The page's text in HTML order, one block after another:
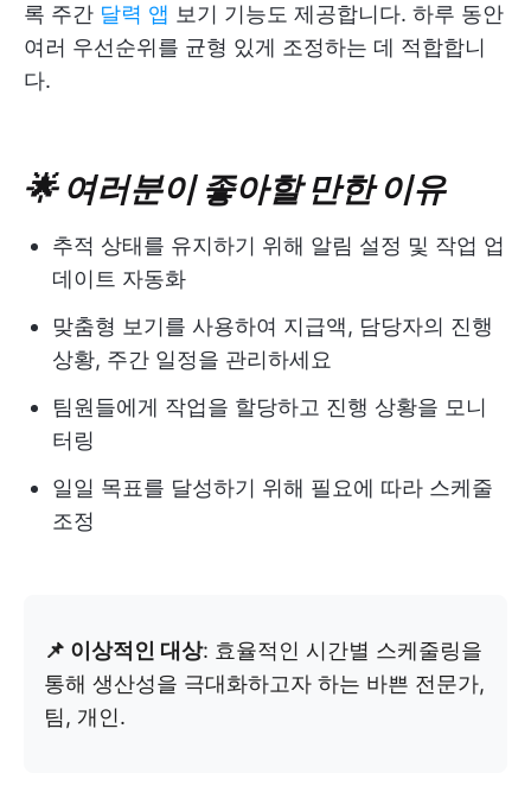
록 주간 달력 앱 보기 기능도 제공합니다. 하루 동안
여러 우선순위를 균형 있게 조정하는 데 적합합니
다.
🌟 여러분이 좋아할 만한 이유
추적 상태를 유지하기 위해 알림 설정 및 작업 업
데이트 자동화
맞춤형 보기를 사용하여 지급액, 담당자의 진행
상황, 주간 일정을 관리하세요
팀원들에게 작업을 할당하고 진행 상황을 모니
터링
일일 목표를 달성하기 위해 필요에 따라 스케줄
조정
📌 이상적인 대상: 효율적인 시간별 스케줄링을
통해 생산성을 극대화하고자 하는 바쁜 전문가,
팀, 개인.